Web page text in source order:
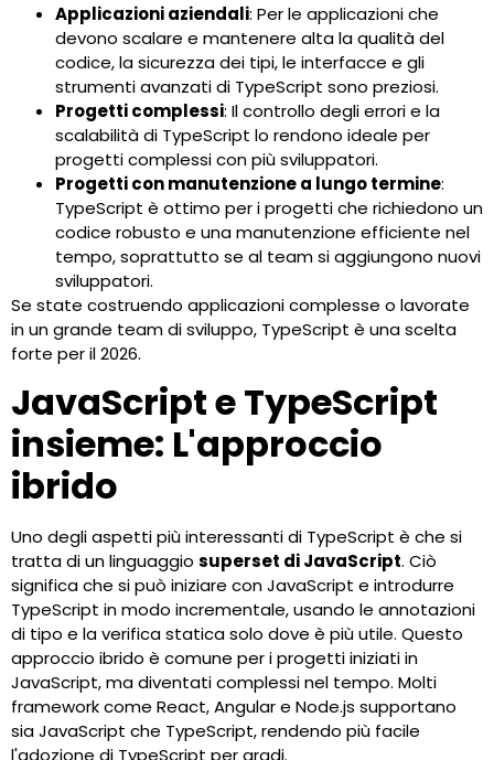
Applicazioni aziendali: Per le applicazioni che
devono scalare e mantenere alta la qualità del
codice, la sicurezza dei tipi, le interfacce e gli
strumenti avanzati di TypeScript sono preziosi.
Progetti complessi: Il controllo degli errori e la
scalabilità di TypeScript lo rendono ideale per
progetti complessi con più sviluppatori.
Progetti con manutenzione a lungo termine:
TypeScript è ottimo per i progetti che richiedono un
codice robusto e una manutenzione efficiente nel
tempo, soprattutto se al team si aggiungono nuovi
sviluppatori.
Se state costruendo applicazioni complesse o lavorate
in un grande team di sviluppo, TypeScript è una scelta
forte per il 2026.
JavaScript e TypeScript
insieme: L'approccio
ibrido
Uno degli aspetti più interessanti di TypeScript è che si
tratta di un linguaggio superset di JavaScript. Ciò
significa che si può iniziare con JavaScript e introdurre
TypeScript in modo incrementale, usando le annotazioni
di tipo e la verifica statica solo dove è più utile. Questo
approccio ibrido è comune per i progetti iniziati in
JavaScript, ma diventati complessi nel tempo. Molti
framework come React, Angular e Node.js supportano
sia JavaScript che TypeScript, rendendo più facile
l'adozione di TypeScript per gradi.